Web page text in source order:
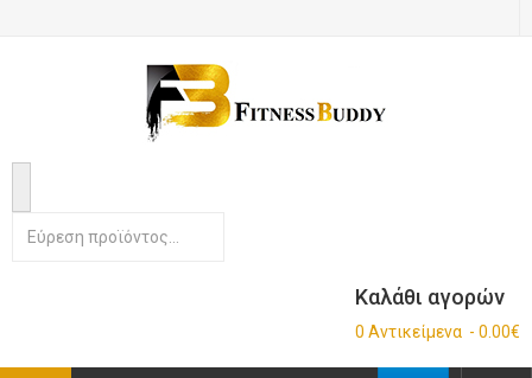
Καλάθι αγορών
0 Αντικείμενα - 0.00€